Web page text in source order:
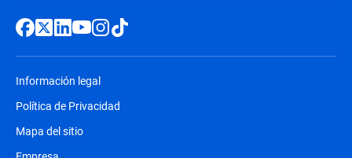
Información legal
Política de Privacidad
Mapa del sitio